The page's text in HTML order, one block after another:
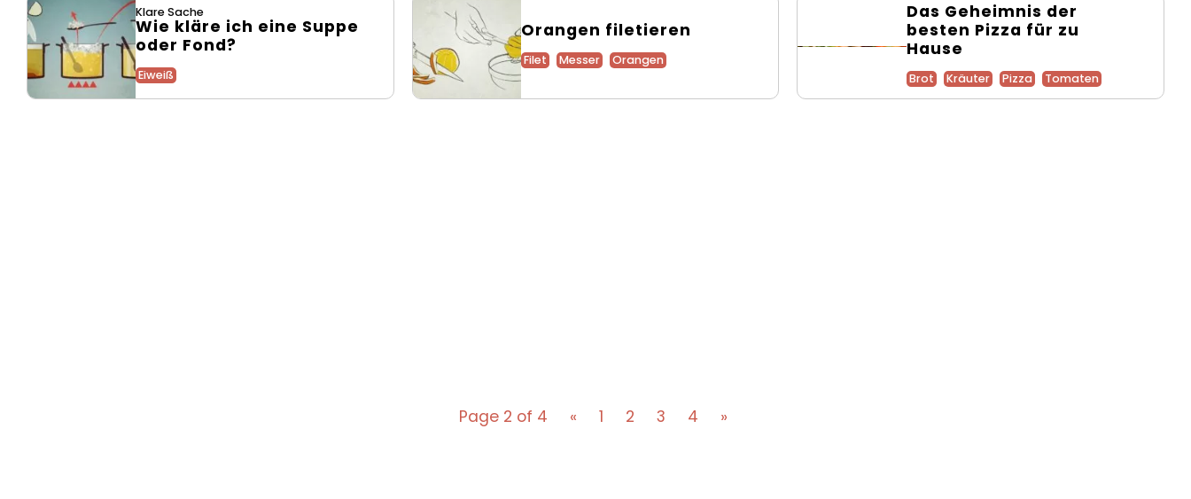
Klare Sache
Wie kläre ich eine Suppe
oder Fond?
Eiweiß
Orangen filetieren
Filet Messer Orangen
Das Geheimnis der
besten Pizza für zu
Hause
Brot Kräuter Pizza Tomaten
Page 2 of 4 « 1 2 3 4 »